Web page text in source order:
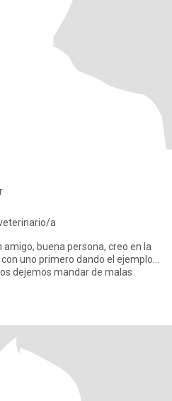
a
buena persona, creo en la
uno primero dando el ejemplo...
dejemos mandar de malas